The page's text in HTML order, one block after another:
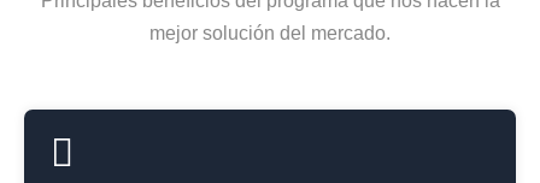
mejor solución del mercado.